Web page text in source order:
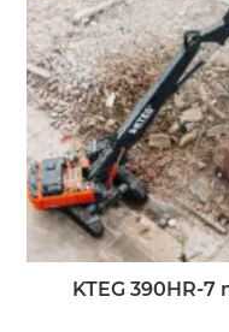
KTEG 390HR-